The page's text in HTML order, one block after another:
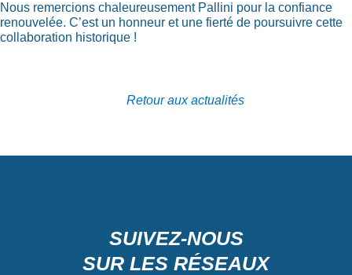
Nous remercions chaleureusement Pallini pour la confiance
renouvelée. C’est un honneur et une fierté de poursuivre cette
collaboration historique !
Retour aux actualités
SUIVEZ-NOUS
SUR LES RÉSEAUX